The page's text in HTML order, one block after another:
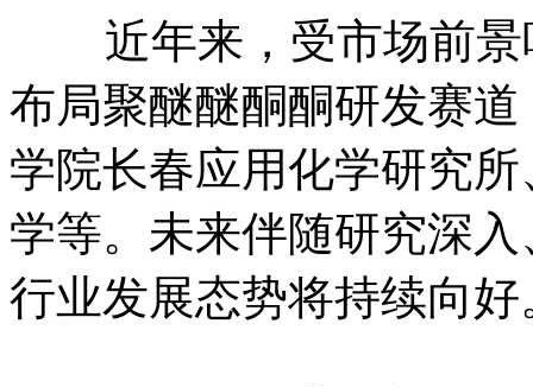
近年来，受市场前景
布局聚醚醚酮酮研发赛
学院长春应用化学研究
学等。未来伴随研究深
行业发展态势将持续向好